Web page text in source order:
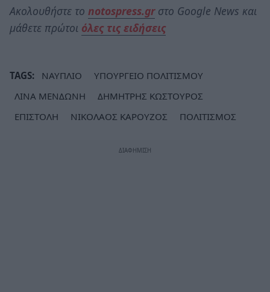
Ακολουθήστε το notospress.grστο Google News και
μάθετε πρώτοι όλες τις ειδήσεις
TAGS: ΝΑΥΠΛΙΟ
ΥΠΟΥΡΓΕΙΟ ΠΟΛΙΤΙΣΜΟΥ
ΛΙΝΑ ΜΕΝΔΩΝΗ
ΔΗΜΗΤΡΗΣ ΚΩΣΤΟΥΡΟΣ
ΕΠΙΣΤΟΛΗ
ΝΙΚΟΛΑΟΣ ΚΑΡΟΥΖΟΣ ΠΟΛΙΤΙΣΜΟΣ